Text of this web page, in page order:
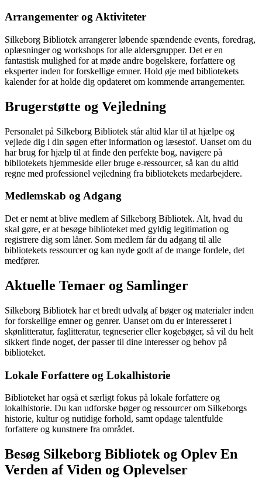
Arrangementer og Aktiviteter
Silkeborg Bibliotek arrangerer løbende spændende events, foredrag,
oplæsninger og workshops for alle aldersgrupper. Det er en
fantastisk mulighed for at møde andre bogelskere, forfattere og
eksperter inden for forskellige emner. Hold øje med bibliotekets
kalender for at holde dig opdateret om kommende arrangementer.
Brugerstøtte og Vejledning
Personalet på Silkeborg Bibliotek står altid klar til at hjælpe og
vejlede dig i din søgen efter information og læsestof. Uanset om du
har brug for hjælp til at finde den perfekte bog, navigere på
bibliotekets hjemmeside eller bruge e-ressourcer, så kan du altid
regne med professionel vejledning fra bibliotekets medarbejdere.
Medlemskab og Adgang
Det er nemt at blive medlem af Silkeborg Bibliotek. Alt, hvad du
skal gøre, er at besøge biblioteket med gyldig legitimation og
registrere dig som låner. Som medlem får du adgang til alle
bibliotekets ressourcer og kan nyde godt af de mange fordele, det
medfører.
Aktuelle Temaer og Samlinger
Silkeborg Bibliotek har et bredt udvalg af bøger og materialer inden
for forskellige emner og genrer. Uanset om du er interesseret i
skønlitteratur, faglitteratur, tegneserier eller kogebøger, så vil du helt
sikkert finde noget, der passer til dine interesser og behov på
biblioteket.
Lokale Forfattere og Lokalhistorie
Biblioteket har også et særligt fokus på lokale forfattere og
lokalhistorie. Du kan udforske bøger og ressourcer om Silkeborgs
historie, kultur og nutidige forhold, samt opdage talentfulde
forfattere og kunstnere fra området.
Besøg Silkeborg Bibliotek og Oplev En
Verden af Viden og Oplevelser